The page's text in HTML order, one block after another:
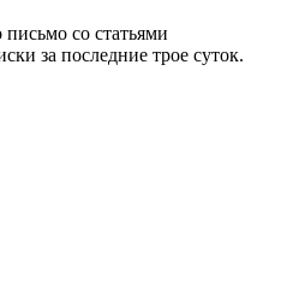
со статьями
за последние трое суток.